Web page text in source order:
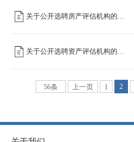
关于公开选聘房产评估机构的公告
关于公开选聘资产评估机构的公告
56条 上一页 1 2